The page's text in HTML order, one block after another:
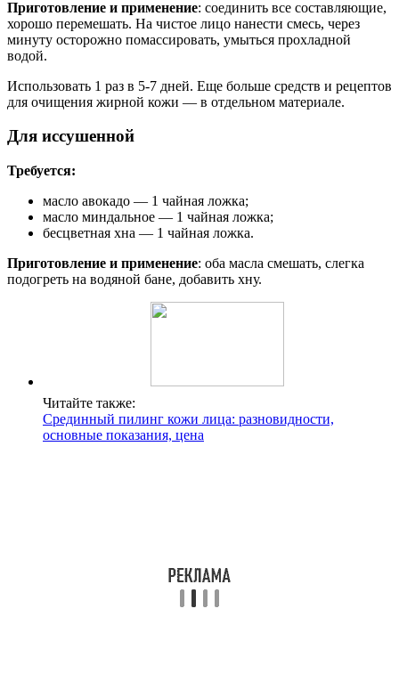
Приготовление и применение: соединить все составляющие,
хорошо перемешать. На чистое лицо нанести смесь, через
минуту осторожно помассировать, умыться прохладной
водой.
Использовать 1 раз в 5-7 дней. Еще больше средств и рецептов
для очищения жирной кожи — в отдельном материале.
Для иссушенной
Требуется:
масло авокадо — 1 чайная ложка;
масло миндальное — 1 чайная ложка;
бесцветная хна — 1 чайная ложка.
Приготовление и применение: оба масла смешать, слегка
подогреть на водяной бане, добавить хну.
Читайте также:
Срединный пилинг кожи лица: разновидности,
основные показания, цена